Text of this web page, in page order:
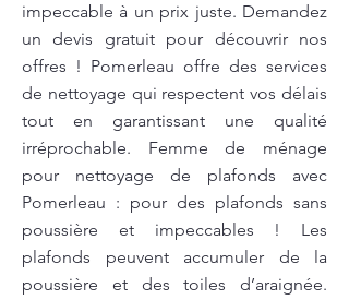
impeccable à un prix juste. Demandez
un devis gratuit pour découvrir nos
offres ! Pomerleau offre des services
de nettoyage qui respectent vos délais
tout en garantissant une qualité
irréprochable. Femme de ménage
pour nettoyage de plafonds avec
Pomerleau : pour des plafonds sans
poussière et impeccables ! Les
plafonds peuvent accumuler de la
poussière et des toiles d’araignée.